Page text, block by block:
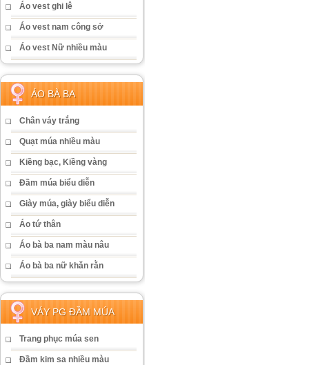
Áo vest ghi lê
Áo vest nam công sở
Áo vest Nữ nhiều màu
ÁO BÀ BA
Chân váy trắng
Quạt múa nhiều màu
Kiềng bạc, Kiềng vàng
Đầm múa biểu diễn
Giày múa, giày biểu diễn
Áo tứ thân
Áo bà ba nam màu nâu
Áo bà ba nữ khăn rằn
VÁY PG ĐẦM MÚA
Trang phục múa sen
Đầm kim sa nhiều màu